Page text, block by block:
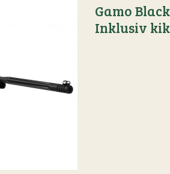
Gamo
Inklusiv